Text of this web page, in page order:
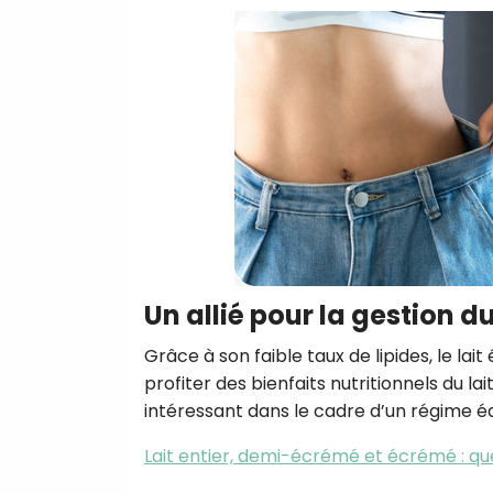
Un allié pour la gestion
Grâce à son faible taux de lipides, le
profiter des bienfaits nutritionnels du
intéressant dans le cadre d’un régime
Lait entier, demi-écrémé et écrémé :